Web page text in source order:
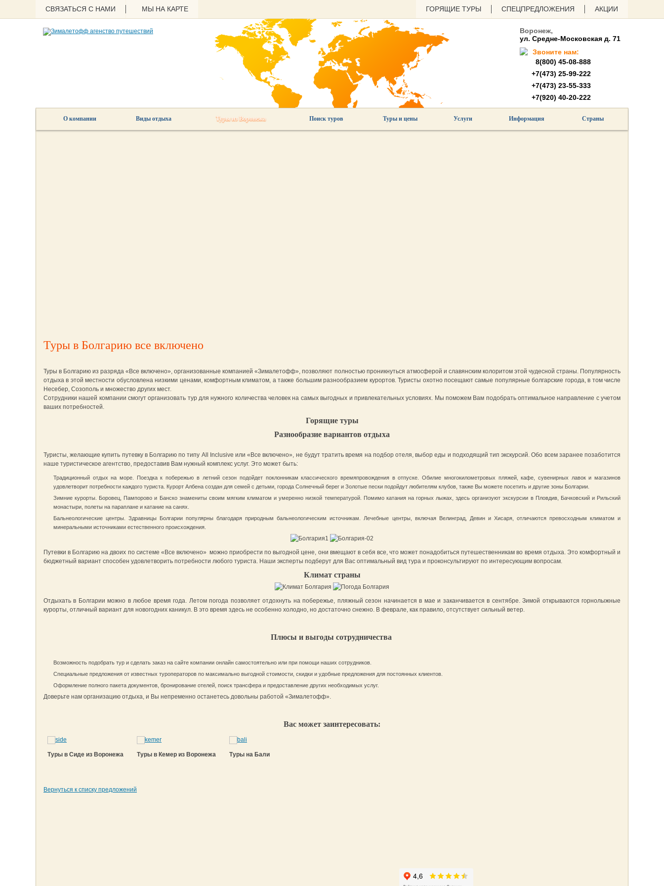
СВЯЗАТЬСЯ С НАМИ МЫ НА КАРТЕ ГОРЯЩИЕ ТУРЫ СПЕЦПРЕДЛОЖЕНИЯ АКЦИИ
Воронеж,
ул. Средне-Московская д. 71
Звоните нам:
8(800) 45-08-888
+7(473) 25-99-222
+7(473) 23-55-333
+7(920) 40-20-222
О компании Виды отдыха Туры из Воронежа Поиск туров Туры и цены Услуги Информация Страны
Туры в Болгарию все включено
Туры в Болгарию из разряда «Все включено», организованные компанией «Зималетофф», позволяют полностью проникнуться атмосферой и славянским колоритом этой чудесной страны. Популярность
отдыха в этой местности обусловлена низкими ценами, комфортным климатом, а также большим разнообразием курортов. Туристы охотно посещают самые популярные болгарские города, в том числе
Несебер, Созополь и множество других мест.
Сотрудники нашей компании смогут организовать тур для нужного количества человек на самых выгодных и привлекательных условиях. Мы поможем Вам подобрать оптимальное направление с учетом
ваших потребностей.
Горящие туры
Разнообразие вариантов отдыха
Туристы, желающие купить путевку в Болгарию по типу All Inclusive или «Все включено», не будут тратить время на подбор отеля, выбор еды и подходящий тип экскурсий. Обо всем заранее позаботится
наше туристическое агентство, предоставив Вам нужный комплекс услуг. Это может быть:
Традиционный отдых на море. Поездка к побережью в летний сезон подойдет поклонникам классического времяпровождения в отпуске. Обилие многокилометровых пляжей, кафе, сувенирных лавок и магазинов
удовлетворит потребности каждого туриста. Курорт Албена создан для семей с детьми, города Солнечный берег и Золотые пески подойдут любителям клубов, также Вы можете посетить и другие зоны Болгарии.
Зимние курорты. Боровец, Пампорово и Банско знамениты своим мягким климатом и умеренно низкой температурой. Помимо катания на горных лыжах, здесь организуют экскурсии в Пловдив, Бачковский и Рильский
монастыри, полеты на параплане и катание на санях.
Бальнеологические центры. Здравницы Болгарии популярны благодаря природным бальнеологическим источникам. Лечебные центры, включая Велинград, Девин и Хисаря, отличаются превосходным климатом и
минеральными источниками естественного происхождения.
Путевки в Болгарию на двоих по системе «Все включено» можно приобрести по выгодной цене, они вмещают в себя все, что может понадобиться путешественникам во время отдыха. Это комфортный и
бюджетный вариант способен удовлетворить потребности любого туриста. Наши эксперты подберут для Вас оптимальный вид тура и проконсультируют по интересующим вопросам.
Климат страны
Отдыхать в Болгарии можно в любое время года. Летом погода позволяет отдохнуть на побережье, пляжный сезон начинается в мае и заканчивается в сентябре. Зимой открываются горнолыжные
курорты, отличный вариант для новогодних каникул. В это время здесь не особенно холодно, но достаточно снежно. В феврале, как правило, отсутствует сильный ветер.
Плюсы и выгоды сотрудничества
Возможность подобрать тур и сделать заказ на сайте компании онлайн самостоятельно или при помощи наших сотрудников.
Специальные предложения от известных туроператоров по максимально выгодной стоимости, скидки и удобные предложения для постоянных клиентов.
Оформление полного пакета документов, бронирование отелей, поиск трансфера и предоставление других необходимых услуг.
Доверьте нам организацию отдыха, и Вы непременно останетесь довольны работой «Зималетофф».
Вас может заинтересовать:
Туры в Сиде из Воронежа Туры в Кемер из Воронежа Туры на Бали
Вернуться к списку предложений